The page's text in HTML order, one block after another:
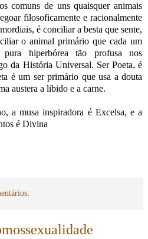
comuns de uns quaisquer animais
filosoficamente e racionalmente
é conciliar a besta que sente,
o animal primário que cada um
hiperbórea tão profusa nos
da História Universal. Ser Poeta, é
é um ser primário que usa a douta
austera a libido e a carne.
a musa inspiradora é Excelsa, e a
é Divina